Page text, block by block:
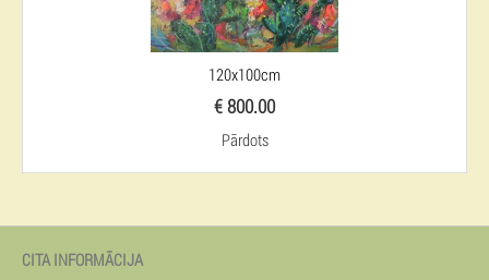
120x100cm
€ 800.00
Pārdots
CITA INFORMĀCIJA